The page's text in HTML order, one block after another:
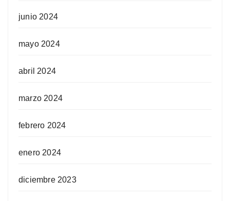
junio 2024
mayo 2024
abril 2024
marzo 2024
febrero 2024
enero 2024
diciembre 2023